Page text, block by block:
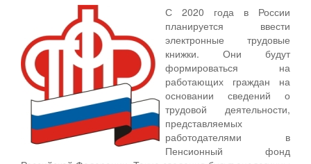
С 2020 года в России
планируется ввести
электронные трудовые
книжки. Они будут
формироваться на
работающих граждан на
основании сведений о
трудовой деятельности,
представляемых
работодателями в
Пенсионный фонд